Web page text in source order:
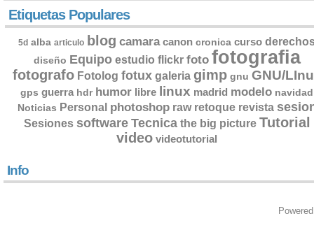
Etiquetas Populares
5d alba articulo blog camara canon cronica curso
diseño Equipo estudio flickr foto fotografia
fotografo Fotolog fotux galeria gimp gnu GNU/
gps guerra hdr humor libre linux madrid modelo navidad
Noticias Personal photoshop raw retoque revista
Sesiones software Tecnica the big picture Tutorial
video videotutorial
Info